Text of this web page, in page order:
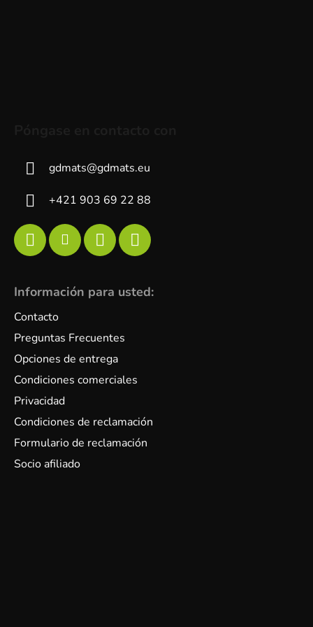
gdmats@gdmats.eu
+421 903 69 22 88
Información para usted:
Contacto
Preguntas Frecuentes
Opciones de entrega
Condiciones comerciales
Privacidad
Condiciones de reclamación
Formulario de reclamación
Socio afiliado